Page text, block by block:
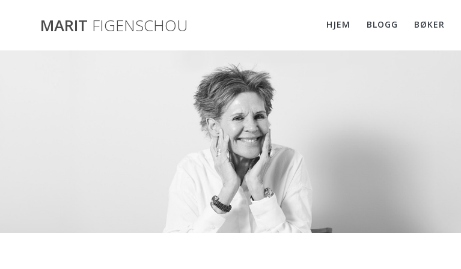
MARIT FIGENSCHOU HJEM BLOGG BØKER